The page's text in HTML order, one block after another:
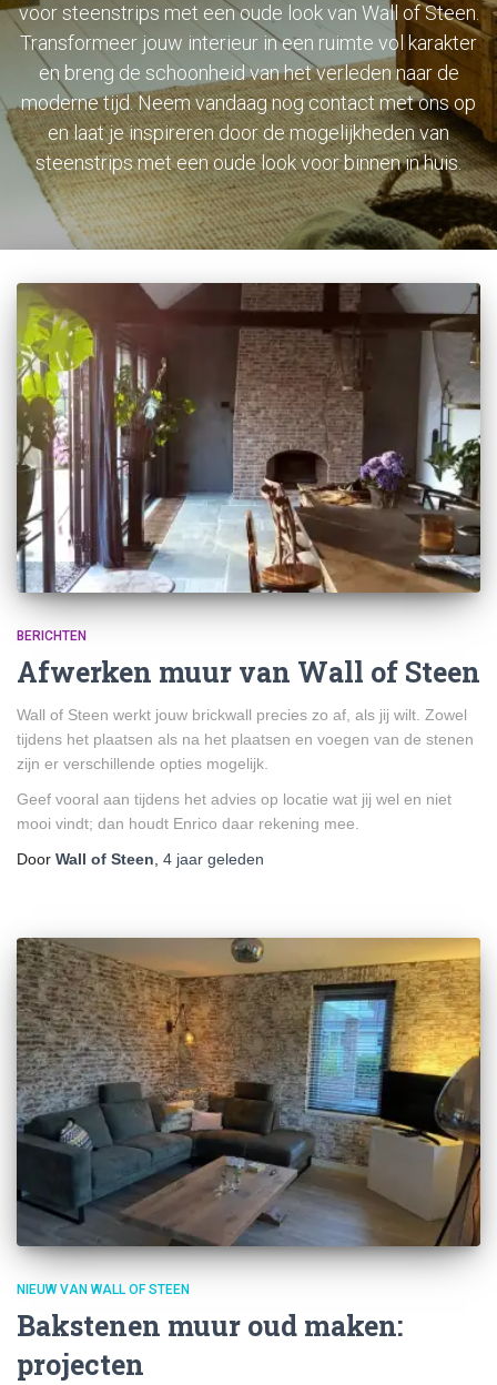
voor steenstrips met een oude look van Wall of Steen.
Transformeer jouw interieur in een ruimte vol karakter
en breng de schoonheid van het verleden naar de
moderne tijd. Neem vandaag nog contact met ons op
en laat je inspireren door de mogelijkheden van
steenstrips met een oude look voor binnen in huis.
BERICHTEN
Afwerken muur van Wall of Steen
Wall of Steen werkt jouw brickwall precies zo af, als jij wilt. Zowel
tijdens het plaatsen als na het plaatsen en voegen van de stenen
zijn er verschillende opties mogelijk.
Geef vooral aan tijdens het advies op locatie wat jij wel en niet
mooi vindt; dan houdt Enrico daar rekening mee.
Door Wall of Steen 4 jaar geleden
NIEUW VAN WALL OF STEEN
Bakstenen muur oud maken:
projecten